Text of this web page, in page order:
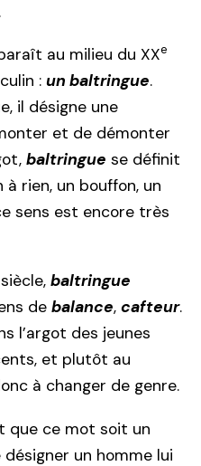
au milieu du XXe
: un baltringue.
il désigne une
et de démonter
baltringue se définit
à rien, un bouffon, un
sens est encore très
siècle, baltringue
de balance, cafteur.
l’argot des jeunes
et plutôt au
à changer de genre.
que ce mot soit un
un homme lui